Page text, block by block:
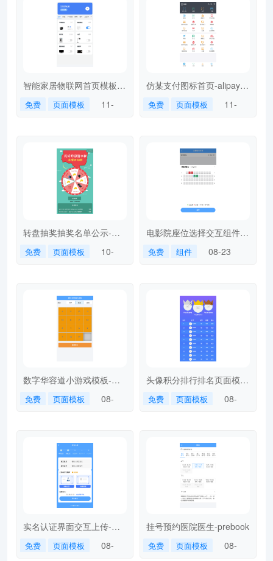
智能家居物联网首页模板-
免费 页面模板
11-
仿某支付图标首页-alipay-
免费 页面模板
11-
转盘抽奖抽奖名单公示-
免费 页面模板
10-
电影院座位选择交互组件-
免费 组件 08-23
数字华容道小游戏模板-
免费 页面模板
08-
头像积分排行排名页面模
免费 页面模板
08-
实名认证界面交互上传-
免费 页面模板
08-
挂号预约医院医生-prebook
免费 页面模板
08-